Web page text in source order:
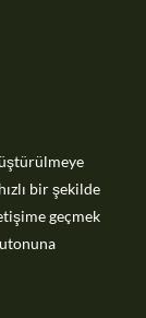
bir şekilde
geçmek